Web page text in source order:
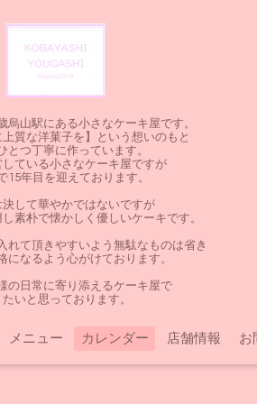
烏山駅にある小さなケーキ屋です。
上質な洋菓子を】という想いのもと
とつ丁寧に作っています。
ている小さなケーキ屋ですが
15年目を迎えております。
決して華やかではないですが
し素朴で懐かしく優しいケーキです。
れて頂きやすいよう無駄なものは省き
になるよう心がけております。
の日常に寄り添えるケーキ屋で
たいと思っております。
メニュー カレンダー 店舗情報 お